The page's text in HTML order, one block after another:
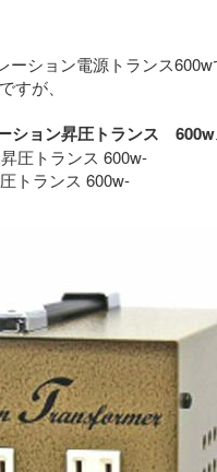
ーション電源トランス
すが、
ション昇圧トランス　
トランス 600w-